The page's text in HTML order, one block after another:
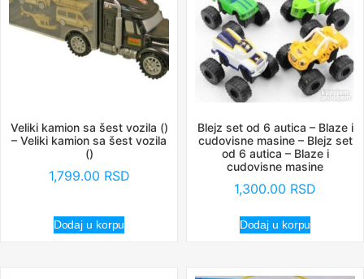
Veliki kamion sa šest vozila ()
– Veliki kamion sa šest vozila
()
1,799.00 RSD
Dodaj u korpu
Blejz set od 6 autica – Blaze i
cudovisne masine – Blejz set
od 6 autica – Blaze i
cudovisne masine
1,300.00 RSD
Dodaj u korpu